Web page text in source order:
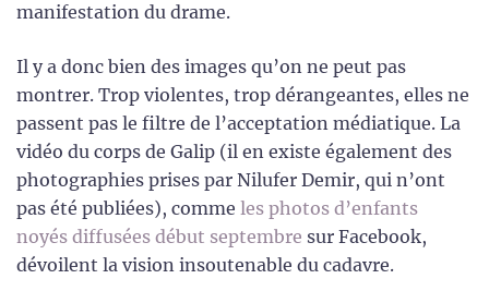
manifestation du drame.
Il y a donc bien des images qu’on ne peut pas
montrer. Trop violentes, trop dérangeantes, elles ne
passent pas le filtre de l’acceptation médiatique. La
vidéo du corps de Galip (il en existe également des
photographies prises par Nilufer Demir, qui n’ont
pas été publiées), comme les photos d’enfants
noyés diffusées début septembre sur Facebook,
dévoilent la vision insoutenable du cadavre.